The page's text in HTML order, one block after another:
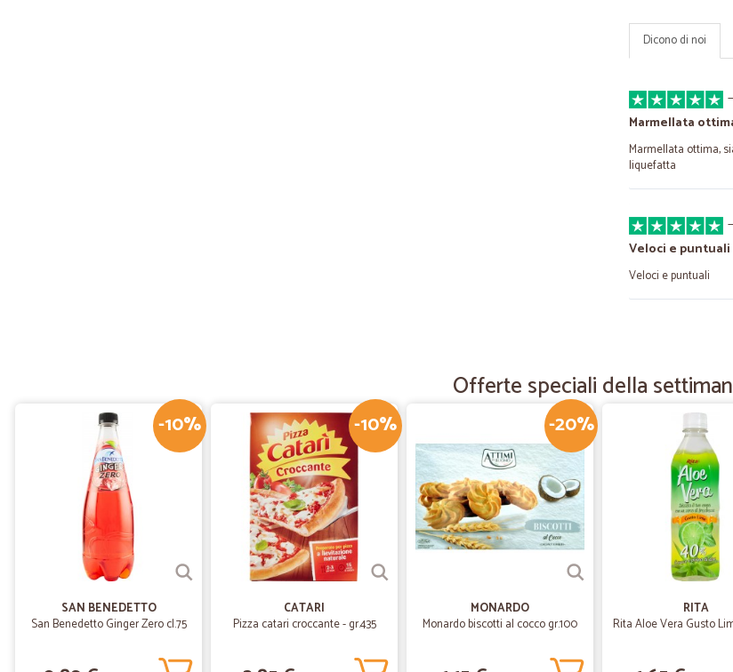
Dicono di noi
—
Marmellata
Marmellata ottima,
liquefatta
—
Veloci e puntuali
Veloci e puntuali
Funziona tutto
Tutto perfetto
Tutto perfetto
Wow! Che
Wow! Che servizio
pensato che non
Consegna il giorno
continueremo
Offerte speciali della
-10%
SAN BENEDETTO
San Benedetto Ginger Zero cl.75
-10%
CATARI
Pizza catari croccante - gr.435
-20%
MONARDO
Monardo biscotti al cocco gr.100
RITA
Rita Aloe Vera Gusto